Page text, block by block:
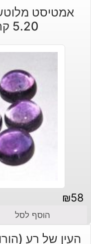
אמטיסט
5.20 קרט קוטר: 10 מ"מ
₪58
הוסף לסל
העין של רע